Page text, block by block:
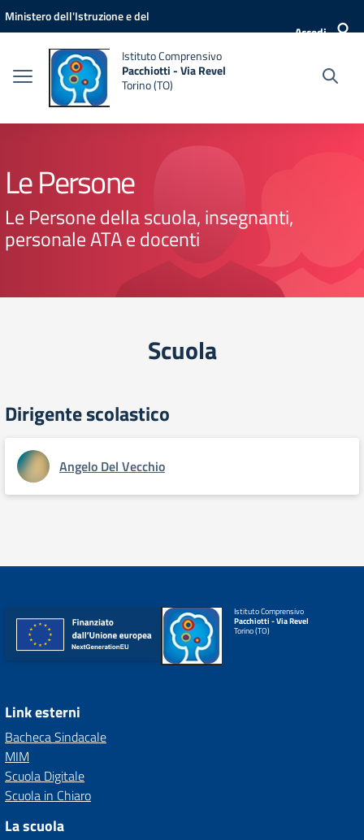
Vai ai contenuti
Vai al menu di navigazione
Vai al footer
Ministero dell'Istruzione e del
Accedi
Istituto Comprensivo
Pacchiotti - Via Revel
Torino (TO)
Le Persone
Le Persone della scuola, insegnanti,
personale ATA e docenti
Scuola
Dirigente scolastico
Angelo Del Vecchio
Istituto Comprensivo
Pacchiotti - Via Revel
Torino (TO)
Link esterni
Bacheca Sindacale
MIM
Scuola Digitale
Scuola in Chiaro
La scuola